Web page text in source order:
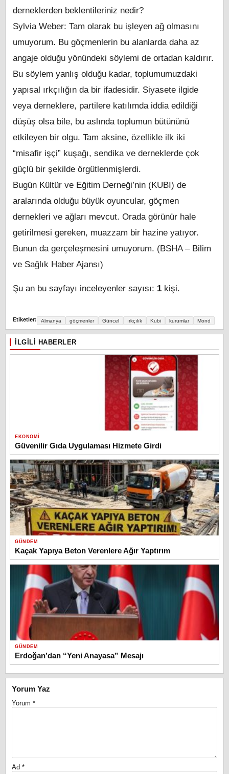
derneklerden beklentileriniz nedir?
Sylvia Weber: Tam olarak bu işleyen ağ olmasını
umuyorum. Bu göçmenlerin bu alanlarda daha az
angaje olduğu yönündeki söylemi de ortadan kaldırır.
Bu söylem yanlış olduğu kadar, toplumumuzdaki
yapısal ırkçılığın da bir ifadesidir. Siyasete ilgide
veya derneklere, partilere katılımda iddia edildiği
düşüş olsa bile, bu aslında toplumun bütününü
etkileyen bir olgu. Tam aksine, özellikle ilk iki
“misafir işçi” kuşağı, sendika ve derneklerde çok
güçlü bir şekilde örgütlenmişlerdi.
Bugün Kültür ve Eğitim Derneği’nin (KUBI) de
aralarında olduğu büyük oyuncular, göçmen
dernekleri ve ağları mevcut. Orada görünür hale
getirilmesi gereken, muazzam bir hazine yatıyor.
Bunun da gerçeleşmesini umuyorum. (BSHA – Bilim
ve Sağlık Haber Ajansı)
Şu an bu sayfayı inceleyenler sayısı: 1 kişi.
Etiketler: Almanya göçmenler Güncel ırkçılık Kubi kurumlar Mond
İLGILI HABERLER
EKONOMI
Güvenilir Gıda Uygulaması Hizmete Girdi
GÜNDEM
Kaçak Yapıya Beton Verenlere Ağır Yaptırım
GÜNDEM
Erdoğan’dan “Yeni Anayasa” Mesajı
Yorum Yaz
Yorum *
Ad *